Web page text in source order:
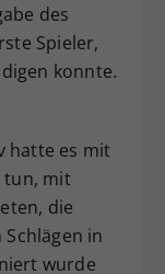
des
Spieler,
konnte.
hatte es mit
tun, mit
die
in
wurde